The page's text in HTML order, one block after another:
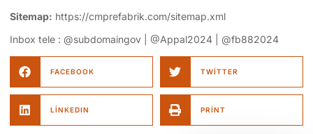
Sitemap: https://cmprefabrik.com/sitemap.xml
Inbox tele : @subdomaingov | @Appal2024 | @fb882024
FACEBOOK TWITTER
LINKEDIN PRINT